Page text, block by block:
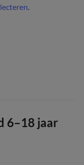
.
6–18 jaar